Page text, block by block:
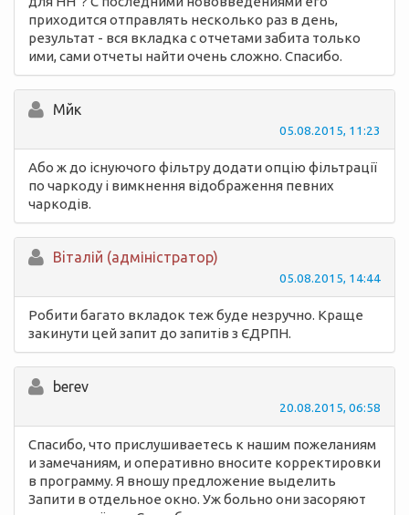
приходится отправлять несколько раз в день,
результат - вся вкладка с отчетами забита только
ими, сами отчеты найти очень сложно. Спасибо.
Мйк
05.08.2015, 11:23
Або ж до існуючого фільтру додати опцію фільтрації
по чаркоду і вимкнення відображення певних
чаркодів.
Вiталій (адміністратор)
05.08.2015, 14:44
Робити багато вкладок теж буде незручно. Краще
закинути цей запит до запитів з ЄДРПН.
berev
20.08.2015, 06:58
Спасибо, что прислушиваетесь к нашим пожеланиям
и замечаниям, и оперативно вносите корректировки
в программу. Я вношу предложение выделить
Запити в отдельное окно. Уж больно они засоряют